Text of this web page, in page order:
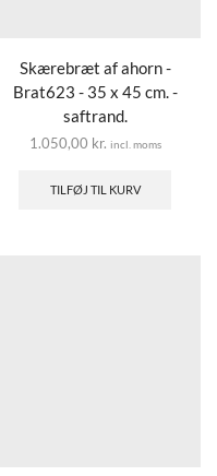
Skærebræt af ahorn -
Brat623 - 35 x 45 cm. -
saftrand.
1.050,00 kr. incl. moms
TILFØJ TIL KURV